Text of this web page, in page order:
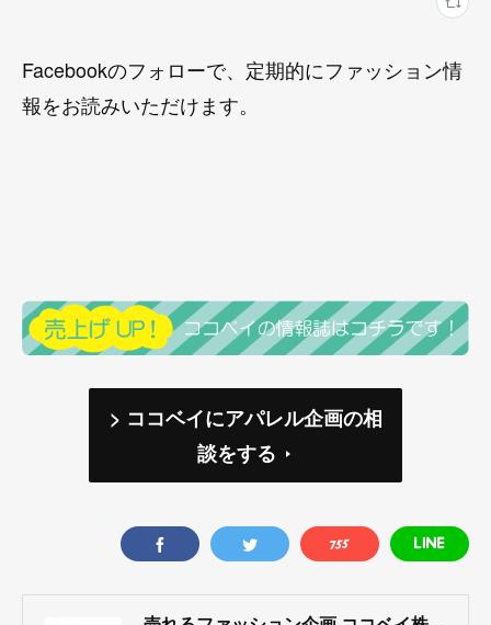
Facebookのフォローで、定期的にファッション情
報をお読みいただけます。
> ココベイにアパレル企画の相
談をする